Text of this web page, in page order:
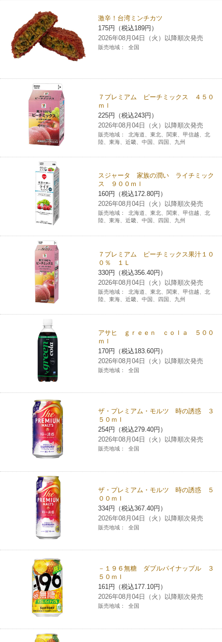
激辛！台湾ミンチカツ
175円（税込189円）
2026年08月04日（火）以降順次発売
販売地域： 全国
７プレミアム ピーチミックス ４５０
ｍｌ
225円（税込243円）
2026年08月04日（火）以降順次発売
販売地域：
北海道、東北、関東、甲信越、北
陸、東海、近畿、中国、四国、九州
スジャータ 家族の潤い ライチミック
ス ９００ｍｌ
160円（税込172.80円）
2026年08月04日（火）以降順次発売
販売地域：
北海道、東北、関東、甲信越、北
陸、東海、近畿、中国、四国、九州
７プレミアム ピーチミックス果汁１０
０％ １Ｌ
330円（税込356.40円）
2026年08月04日（火）以降順次発売
販売地域：
北海道、東北、関東、甲信越、北
陸、東海、近畿、中国、四国、九州
アサヒ ｇｒｅｅｎ ｃｏｌａ ５００
ｍｌ
170円（税込183.60円）
2026年08月04日（火）以降順次発売
販売地域： 全国
ザ・プレミアム・モルツ 時の誘惑 ３
５０ｍｌ
254円（税込279.40円）
2026年08月04日（火）以降順次発売
販売地域： 全国
ザ・プレミアム・モルツ 時の誘惑 ５
００ｍｌ
334円（税込367.40円）
2026年08月04日（火）以降順次発売
販売地域： 全国
－１９６無糖 ダブルパイナップル ３
５０ｍｌ
161円（税込177.10円）
2026年08月04日（火）以降順次発売
販売地域： 全国